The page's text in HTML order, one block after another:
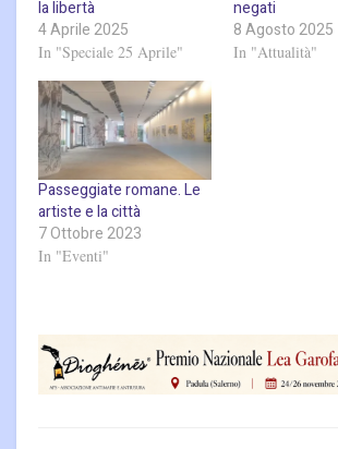
la libertà
4 Aprile 2025
In "Speciale 25 Aprile"
negati
8 Agosto 2025
In "Attualità"
Passeggiate romane. Le
artiste e la città
7 Ottobre 2023
In "Eventi"